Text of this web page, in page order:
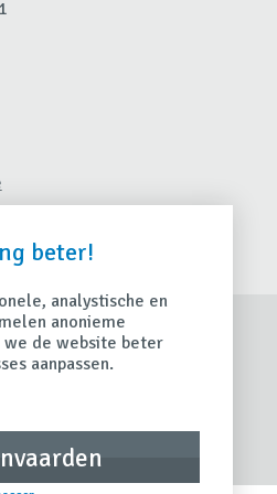
ons
ons
aangeven
beter!
analystische en
anonieme
we de website beter
aanpassen.